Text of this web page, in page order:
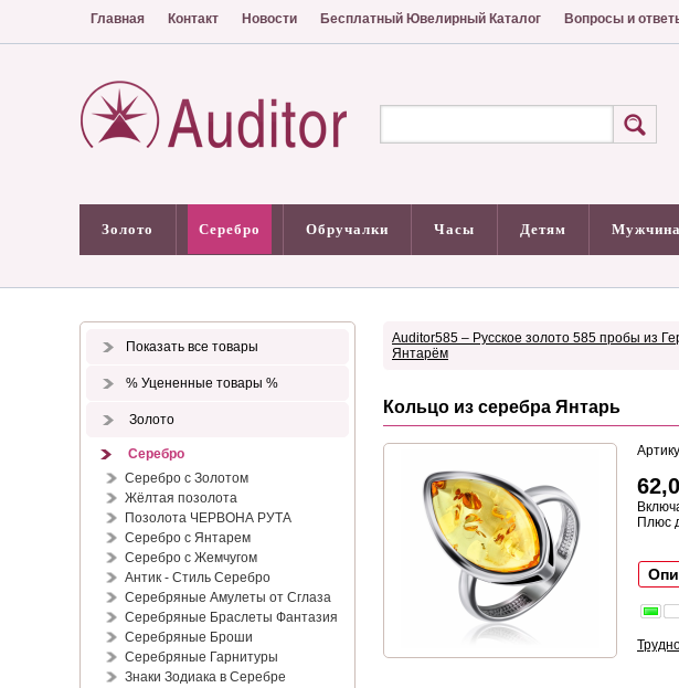
Главная Контакт Новости Бесплатный Ювелирный Каталог Вопросы и
Золото Серебро Обручалки Часы Детям
Показать все товары
% Уцененные товары %
Золото
Серебро
Серебро с Золотом
Жёлтая позолота
Позолота ЧЕРВОНА РУТА
Серебро с Янтарем
Серебро с Жемчугом
Антик - Стиль Серебро
Серебряные Амулеты от Сглаза
Серебряные Браслеты Фантазия
Серебряные Броши
Серебряные Гарнитуры
Знаки Зодиака в Серебре
Auditor585 – Русское золото 585 пробы из
Янтарём
Кольцо из серебра Янтарь
Плюс